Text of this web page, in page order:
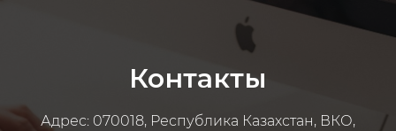
Контакты
Адрес: 070018, Республика Казахстан, ВКО,